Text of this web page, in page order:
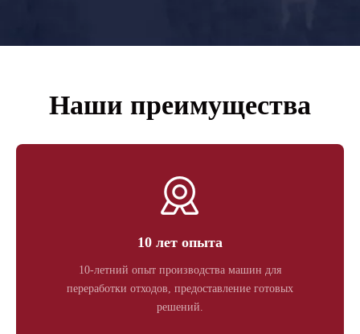
Наши преимущества
10 лет опыта
10-летний опыт производства машин для
переработки отходов, предоставление готовых
решений.